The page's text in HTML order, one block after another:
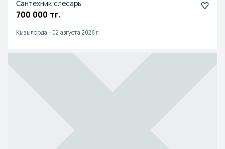
Сантехник слесарь
700 000 тг.
Кызылорда - 02 августа 2026 г.